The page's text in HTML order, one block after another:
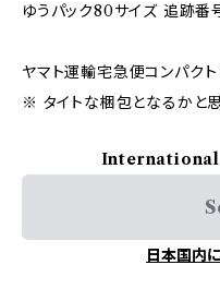
ゆうパック80サイズ 追跡番
ヤマト運輸宅急便コンパク
※ タイトな梱包となるかと思
日本国内